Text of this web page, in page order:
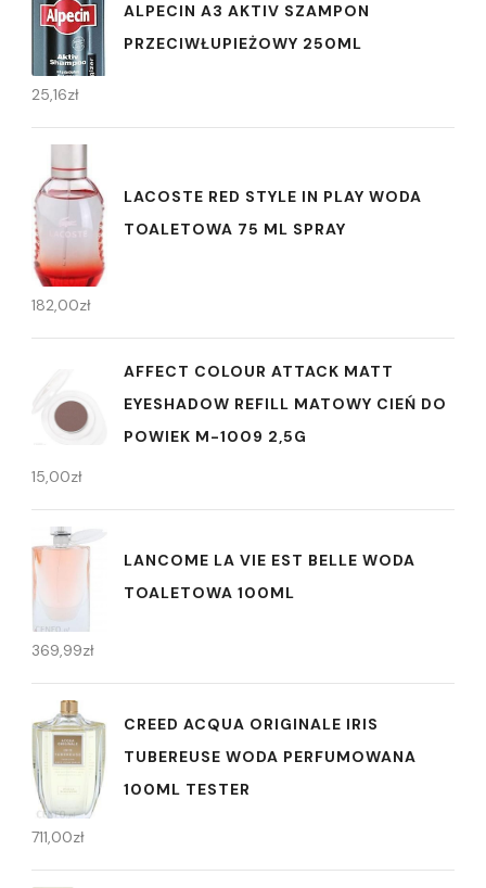
ALPECIN A3 AKTIV SZAMPON
PRZECIWŁUPIEŻOWY 250ML
25,16zł
LACOSTE RED STYLE IN PLAY WODA
TOALETOWA 75 ML SPRAY
182,00zł
AFFECT COLOUR ATTACK MATT
EYESHADOW REFILL MATOWY CIEŃ DO
POWIEK M-1009 2,5G
15,00zł
LANCOME LA VIE EST BELLE WODA
TOALETOWA 100ML
369,99zł
CREED ACQUA ORIGINALE IRIS
TUBEREUSE WODA PERFUMOWANA
100ML TESTER
711,00zł